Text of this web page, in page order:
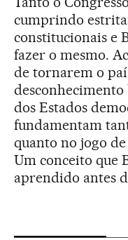
cumprindo
constitucionais e
fazer o mesmo.
de tornarem o
dos Estados
fundamentam
quanto no jogo
Um conceito que
aprendido antes